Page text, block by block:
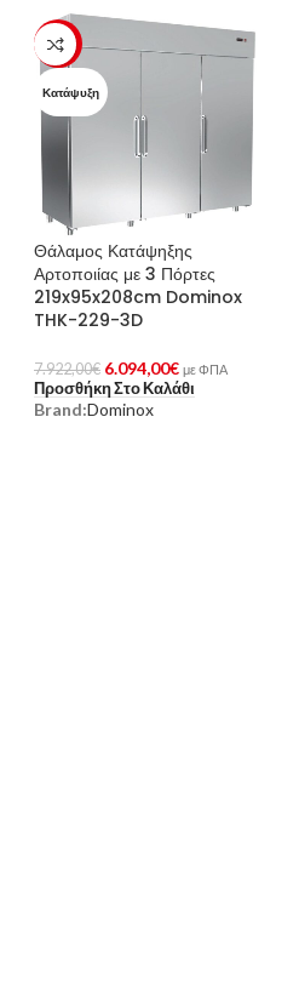
-23%
Κατάψυξη
Θάλαμος Κατάψηξης
Αρτοποιίας με 3 Πόρτες
219x95x208cm Dominox
THK-229-3D
7.922,00€ 6.094,00€ με ΦΠΑ
Προσθήκη Στο Καλάθι
Brand:Dominox